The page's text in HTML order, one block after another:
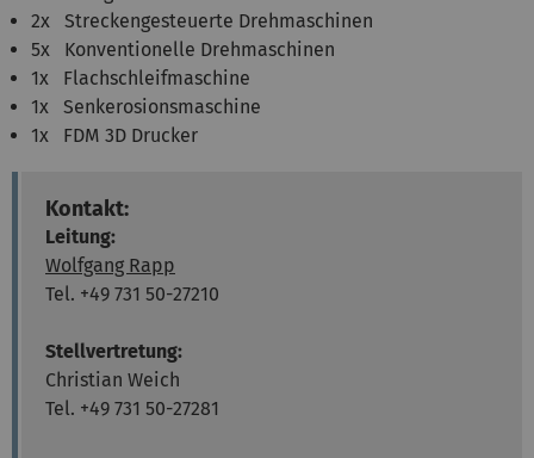
2x Streckengesteuerte Drehmaschinen
5x Konventionelle Drehmaschinen
1x Flachschleifmaschine
1x Senkerosionsmaschine
1x FDM 3D Drucker
Kontakt:
Leitung:
Wolfgang Rapp
Tel. +49 731 50-27210
Stellvertretung:
Christian Weich
Tel. +49 731 50-27281